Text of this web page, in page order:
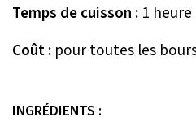
Temps de cuisson : 1 heure
Coût : pour toutes les
INGRÉDIENTS :